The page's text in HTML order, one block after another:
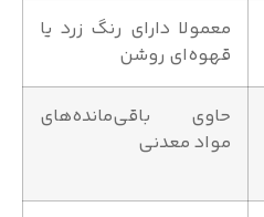
معمولا دارای رنگ زرد یا
قهوه‌ای روشن
حاوی باقی‌مانده‌های
مواد معدنی